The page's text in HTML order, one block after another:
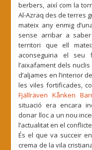
berbers, així com la
Al-Azraq des de terres
mateix any enmig
sense arribar a
territori que ell
aconseguiria el seu
l’aixafament dels
d’aljames en l’interior
les viles fortificades,
Fjällräven Kånken
situació era encara
donar lloc a un nou
l’actualitat en el
És el que va succeir
crema de la vila